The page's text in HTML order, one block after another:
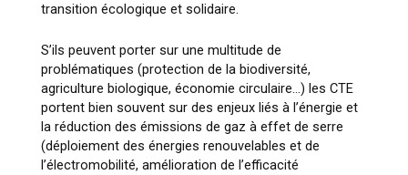
transition écologique et solidaire.
S’ils peuvent porter sur une multitude de
problématiques (protection de la biodiversité,
agriculture biologique, économie circulaire…) les CTE
portent bien souvent sur des enjeux liés à l’énergie et
la réduction des émissions de gaz à effet de serre
(déploiement des énergies renouvelables et de
l’électromobilité, amélioration de l’efficacité